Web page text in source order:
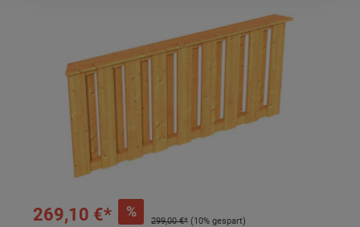
269,10 €* %
299,00 €* (10% gespart)